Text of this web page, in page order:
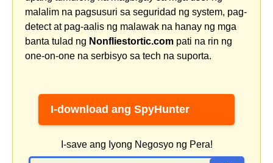
malalim na pagsusuri sa seguridad ng system, pag-
detect at pag-aalis ng malawak na hanay ng mga
banta tulad ng Nonfliestortic.com pati na rin ng
one-on-one na serbisyo sa tech na suporta.
I-download ang SpyHunter
I-save ang Iyong Negosyo ng Pera!